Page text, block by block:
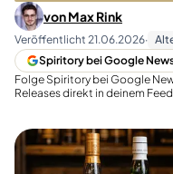
vonMax Rink
Veröffentlicht 21.06.2026·
Spiritory bei Google
Folge Spiritory bei Google
Releases direkt in deinem